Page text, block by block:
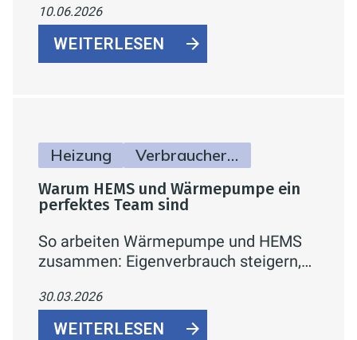
Zweifamilienhäuser. Mit natürlichem
Kältemittel R290, bis zu 75 °C
Vorlauftemperatur und integrierter
10.06.2026
WEITERLESEN
Heizung Verbraucherinfos
Warum HEMS und Wärmepumpe ein
perfektes Team sind
So arbeiten Wärmepumpe und HEMS
zusammen: Eigenverbrauch steigern,
30.03.2026
WEITERLESEN